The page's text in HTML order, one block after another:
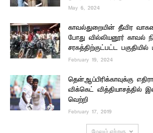
May 6, 2024
காவல்துறையின் தீவிர
போது வில்லியனூர் காவல்
சரகத்திற்குட்பட்ட பகுதியில்
February 19, 2024
தென்ஆப்பிரிக்காவுக்கு
விக்கெட் வித்தியாசத்தில்
வெற்றி
February 17, 2019
மேலும் ஏற்றுக